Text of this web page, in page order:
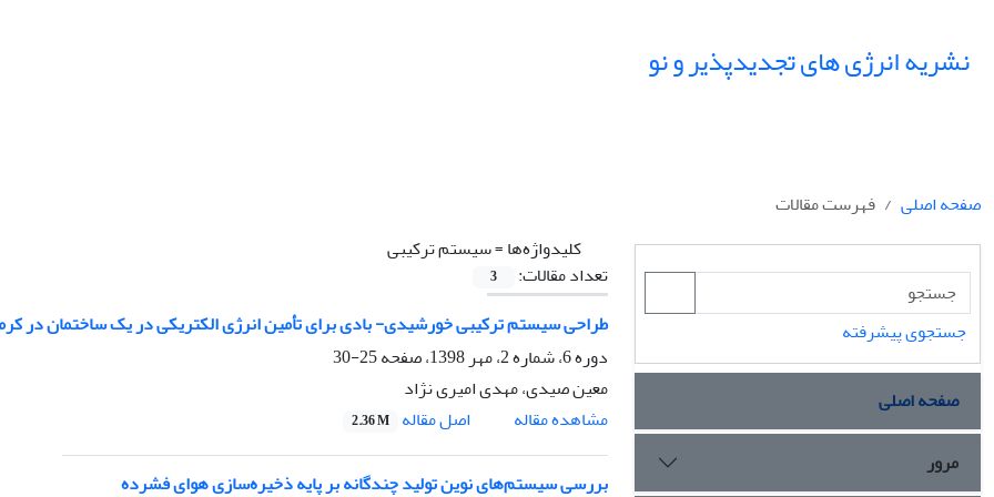
نشریه انرژی های تجدیدپذیر و نو
صفحه اصلی
فهرست مقالات
کلیدواژه‌ها =سیستم ترکیبی
تعداد مقالات:
3
طراحی سیستم ترکیبی خورشیدی- بادی برای تأمین انرژی الکتریکی در یک ساختمان در
دوره 6، شماره 2، مهر 1398، صفحه
25-30
معین صیدی، مهدی امیری نژاد
مشاهده مقاله
اصل مقاله 2.36 M
بررسی سیستم‌های نوین تولید چندگانه بر پایه ذخیره‌سازی هوای فشرده
جستجوی پیشرفته
صفحه اصلی
مرور